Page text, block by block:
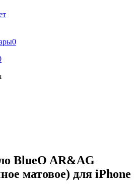
0
BlueO AR&AG
матовое) для iPhone